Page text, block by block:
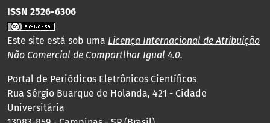
ISSN 2526-6306
Este site está sob uma Licença Internacional de Atribuição
Não Comercial de Compartlhar Igual 4.0.
Portal de Periódicos Eletrônicos Científicos
Rua Sérgio Buarque de Holanda, 421 - Cidade
Universitária